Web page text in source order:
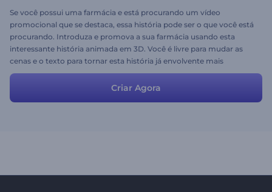
Se você possui uma farmácia e está procurando um vídeo
promocional que se destaca, essa história pode ser o que você está
procurando. Introduza e promova a sua farmácia usando esta
interessante história animada em 3D. Você é livre para mudar as
cenas e o texto para tornar esta história já envolvente mais
personalizada. Aqui está!
Criar Agora